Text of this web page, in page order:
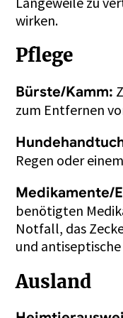
wirken.
Pflege
Bürste/Kamm:
zum Entfernen
Regen oder
Medikamente/
benötigten
Notfall, das
und
Ausland